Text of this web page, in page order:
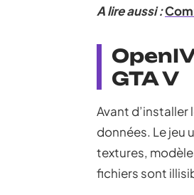
A lire aussi :
GTA V
Avant d’installer
données. Le jeu
textures,
fichiers sont